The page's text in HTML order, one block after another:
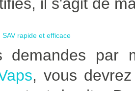
SAV rapide et efficace
demandes par
, vous